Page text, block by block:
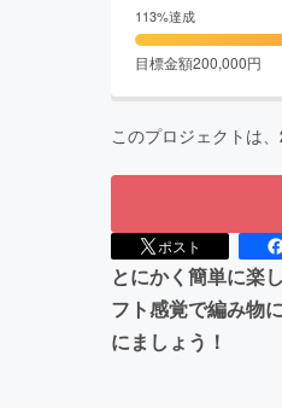
113%達成
目標金額200,000円
このプロジェクトは、
ポスト
とにかく簡単に楽
フト感覚で編み物
にましょう！